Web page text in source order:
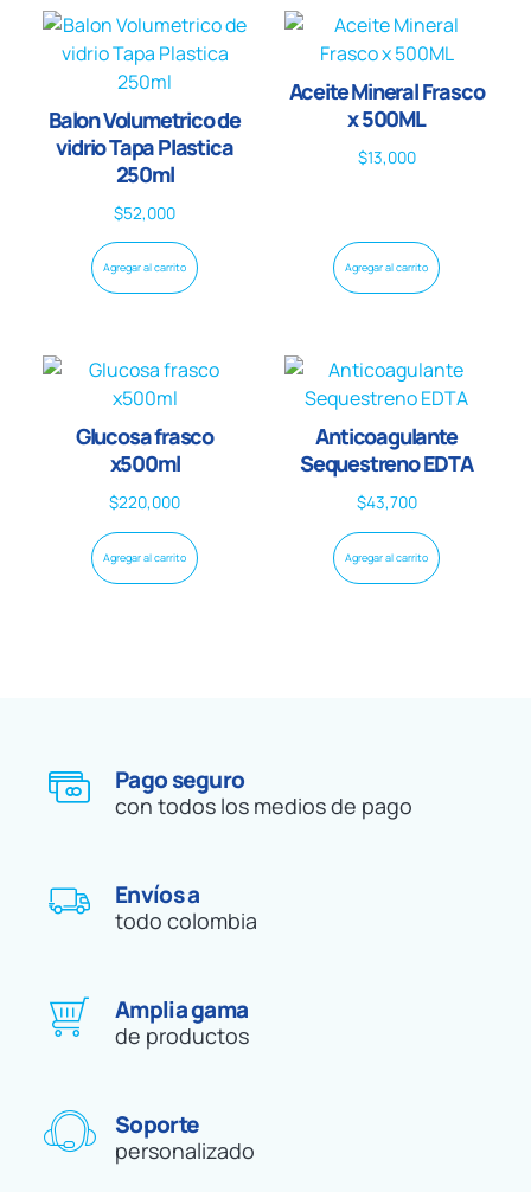
Balon Volumetrico de
vidrio Tapa Plastica
250ml
$52,000
Agregar al carrito
Aceite Mineral Frasco
x 500ML
$13,000
Agregar al carrito
Glucosa frasco
x500ml
$220,000
Agregar al carrito
Anticoagulante
Sequestreno EDTA
$43,700
Agregar al carrito
Pago seguro
con todos los medios de pago
Envíos a
todo colombia
Amplia gama
de productos
Soporte
personalizado